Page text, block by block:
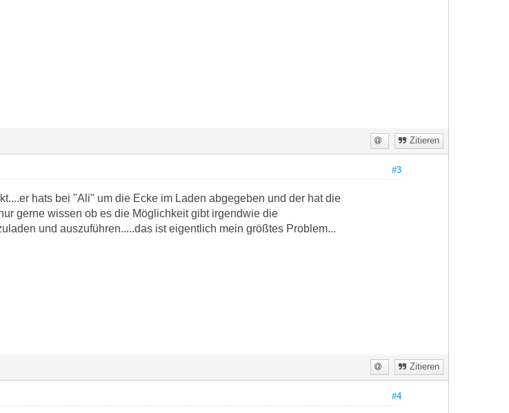
Zitieren
#3
hats bei "Ali" um die Ecke im Laden abgegeben und der hat die
gerne wissen ob es die Möglichkeit gibt irgendwie die
und auszuführen.....das ist eigentlich mein größtes Problem...
Zitieren
#4